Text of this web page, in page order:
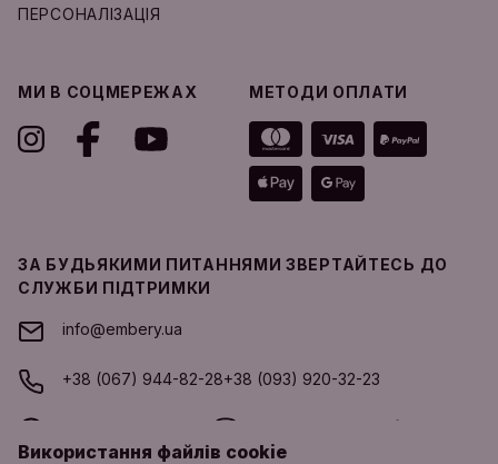
Використання файлів cookie
ПЕРСОНАЛІЗАЦІЯ
МИ В СОЦМЕРЕЖАХ МЕТОДИ ОПЛАТИ
ЗА БУДЬЯКИМИ ПИТАННЯМИ ЗВЕРТАЙТЕСЬ ДО
СЛУЖБИ ПІДТРИМКИ
info@embery.ua
+38 (067) 944-82-28+38 (093) 920-32-23